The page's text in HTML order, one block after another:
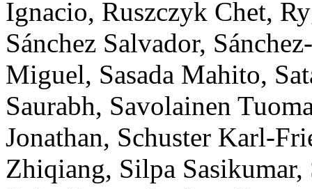
Ignacio, Ruszczyk Chet,
Sánchez Salvador,
Miguel, Sasada Mahito,
Saurabh, Savolainen
Jonathan, Schuster Karl-
Zhiqiang, Silpa Sasikumar,